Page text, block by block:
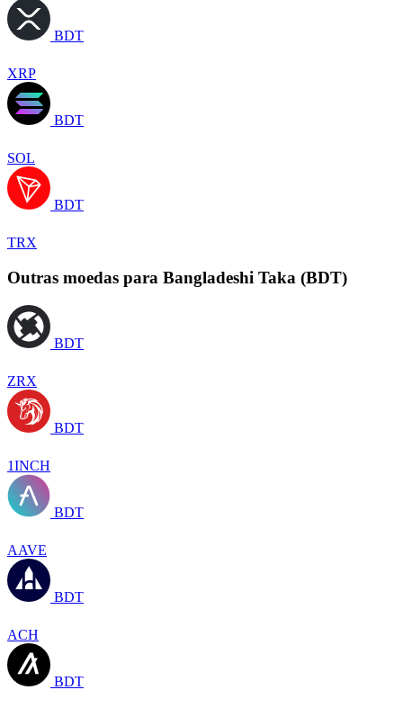
BDT
XRP
BDT
SOL
BDT
TRX
Outras moedas para Bangladeshi Taka (BDT)
BDT
ZRX
BDT
1INCH
BDT
AAVE
BDT
ACH
BDT